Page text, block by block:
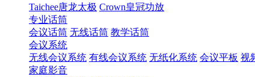
Taichee唐龙太极 Crown皇冠功放
专业话筒
会议话筒 无线话筒 教学话筒
会议系统
无线会议系统 有线会议系统 无纸化系统 会议平板 视
家庭影音